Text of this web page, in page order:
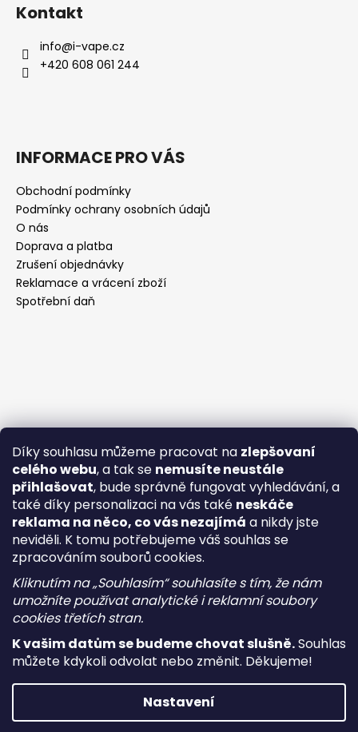
Díky souhlasu můžeme pracovat na zlepšovaní
celého webu, a tak se nemusíte neustále
přihlašovat, bude správně fungovat vyhledávání, a
také díky personalizaci na vás také neskáče
reklama na něco, co vás nezajímá a nikdy jste
neviděli. K tomu potřebujeme váš souhlas se
zpracováním souborů cookies.
Kliknutím na „Souhlasím“ souhlasíte s tím, že nám
umožníte používat analytické i reklamní soubory
cookies třetích stran.
K vašim datům se budeme chovat slušně.Souhlas
můžete kdykoli odvolat nebo změnit. Děkujeme!
Nastavení
Kontakt
info@i-vape.cz
+420 608 061 244
INFORMACE PRO VÁS
Obchodní podmínky
Podmínky ochrany osobních údajů
O nás
Doprava a platba
Zrušení objednávky
Reklamace a vrácení zboží
Spotřební daň
Vytvořil Shoptet
Copyright 2026i-vape. Všechna práva vyhrazena.Upravit